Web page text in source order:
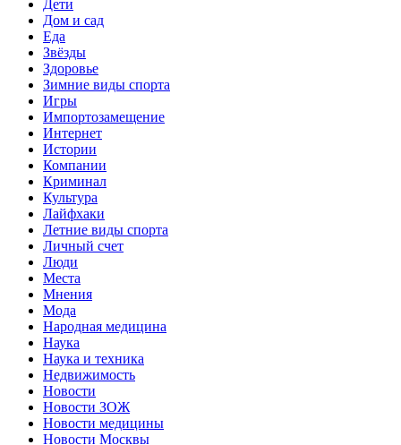
Дети
Дом и сад
Еда
Звёзды
Здоровье
Зимние виды спорта
Игры
Импортозамещение
Интернет
Истории
Компании
Криминал
Культура
Лайфхаки
Летние виды спорта
Личный счет
Люди
Места
Мнения
Мода
Народная медицина
Наука
Наука и техника
Недвижимость
Новости
Новости ЗОЖ
Новости медицины
Новости Москвы